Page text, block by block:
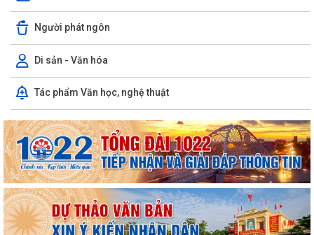
Người phát ngôn
Di sản - Văn hóa
Tác phẩm Văn học, nghệ thuật
cho báo chí của Ủy ban nhân...
Quyết định Về việc thu hồi đất để GPMB thực hiện Dự án: Mở rộng
đường Lý Thái Tông kéo dài (đoạn...
đường Lý Thái Tông kéo dài (đoạn...
Quyết định Về việc thu hồi đất để GPMB thực hiện Dự án: Mở rộng
đường Lý Thái Tông kéo dài (đoạn...
Quyết định Về việc thu hồi đất để GPMB thực hiện Dự án: Mở rộng
đường Lý Thái Tông kéo dài (đoạn...
Quyết định Về việc thu hồi đất để GPMB thực hiện Dự án: Mở rộng
đường Lý Thái Tông kéo dài (đoạn...